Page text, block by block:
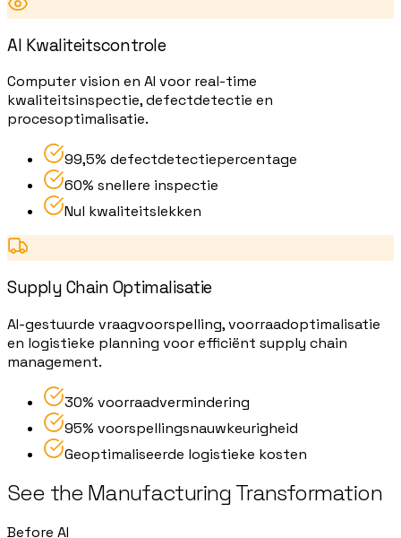
AI Kwaliteitscontrole
Computer vision en AI voor real-time
kwaliteitsinspectie, defectdetectie en
procesoptimalisatie.
99,5% defectdetectiepercentage
60% snellere inspectie
Nul kwaliteitslekken
Supply Chain Optimalisatie
AI-gestuurde vraagvoorspelling, voorraadoptimalisatie
en logistieke planning voor efficiënt supply chain
management.
30% voorraadvermindering
95% voorspellingsnauwkeurigheid
Geoptimaliseerde logistieke kosten
See the Manufacturing Transformation
Before AI